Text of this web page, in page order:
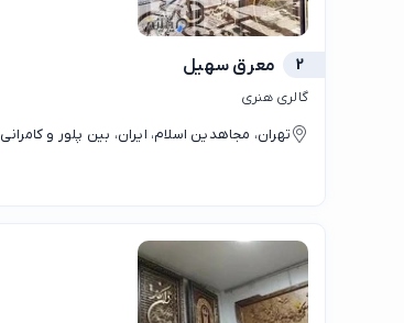
2 معرق سهیل
گالری هنری
تهران، مجاهدین اسلام، ایران، بین پلور و کامرانی